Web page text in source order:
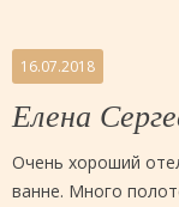
16.07.2018
Елена
Очень хороший
ванне. Много